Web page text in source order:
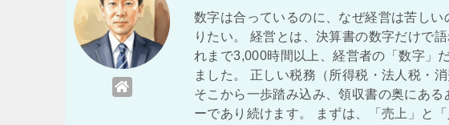
数字は合っているのに、なぜ経営は苦し
りたい。 経営とは、決算書の数字だけで
れまで3,000時間以上、経営者の「数字」
ました。 正しい税務（所得税・法人税・
そこから一歩踏み込み、領収書の奥にあ
ーであり続けます。 まずは、「売上」と